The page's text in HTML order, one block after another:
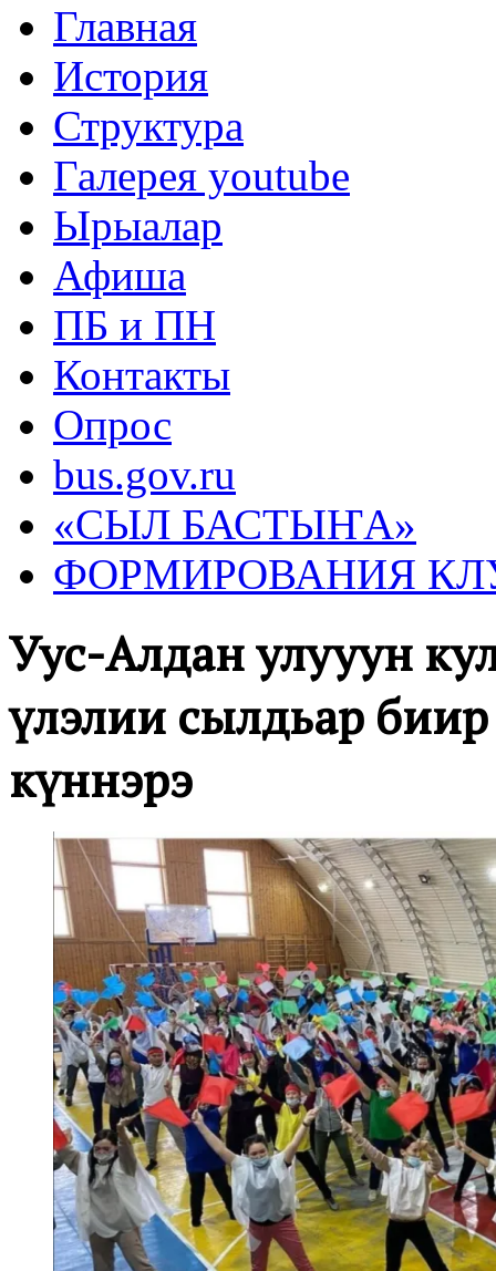
Главная
История
Структура
Галерея youtube
Ырыалар
Афиша
ПБ и ПН
Контакты
Опрос
bus.gov.ru
«СЫЛ БАСТЫҤА»
ФОРМИРОВАНИЯ
Уус-Алдан улууһун
үлэлии сылдьар биир
күннэрэ